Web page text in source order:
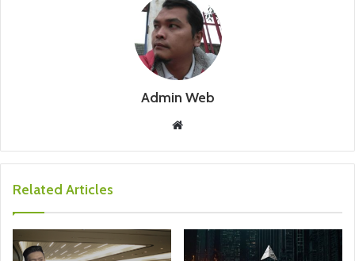
Admin Web
b
Related Articles